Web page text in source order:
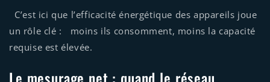
C’est ici que l’efficacité énergétique des appareils joue
un rôle clé : moins ils consomment, moins la capacité
requise est élevée.